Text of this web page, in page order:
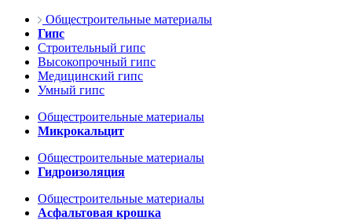
Общестроительные материалы
Гипс
Строительный гипс
Высокопрочный гипс
Медицинский гипс
Умный гипс
Общестроительные материалы
Микрокальцит
Общестроительные материалы
Гидроизоляция
Общестроительные материалы
Асфальтовая крошка